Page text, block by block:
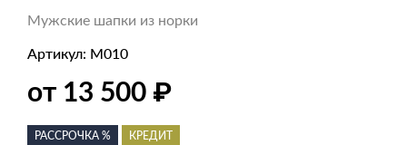
Мужские шапки из норки
Артикул: M010
от 13 500 ₽
РАССРОЧКА % КРЕДИТ